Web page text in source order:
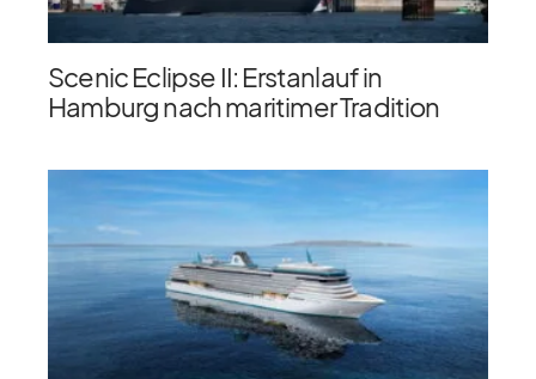
Scenic Eclipse II: Erstanlauf in
Hamburg nach maritimer Tradition